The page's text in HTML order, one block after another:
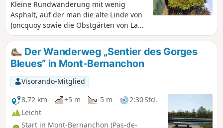
Kleine Rundwanderung mit wenig
Asphalt, auf der man die alte Linde von
Joncquoy sowie die Obstgärten von La
Cliqueterie (im Herbst und Frühling
besonders schön) (wieder)entdecken
kann.Der Wanderweg „Sentier des Gorges
Bleues” in Mont-Bernanchon
Visorando-Mitglied
8,72 km
+5 m -5 m
2:30 Std.
Leicht
Start in Mont-Bernanchon (Pas-de-